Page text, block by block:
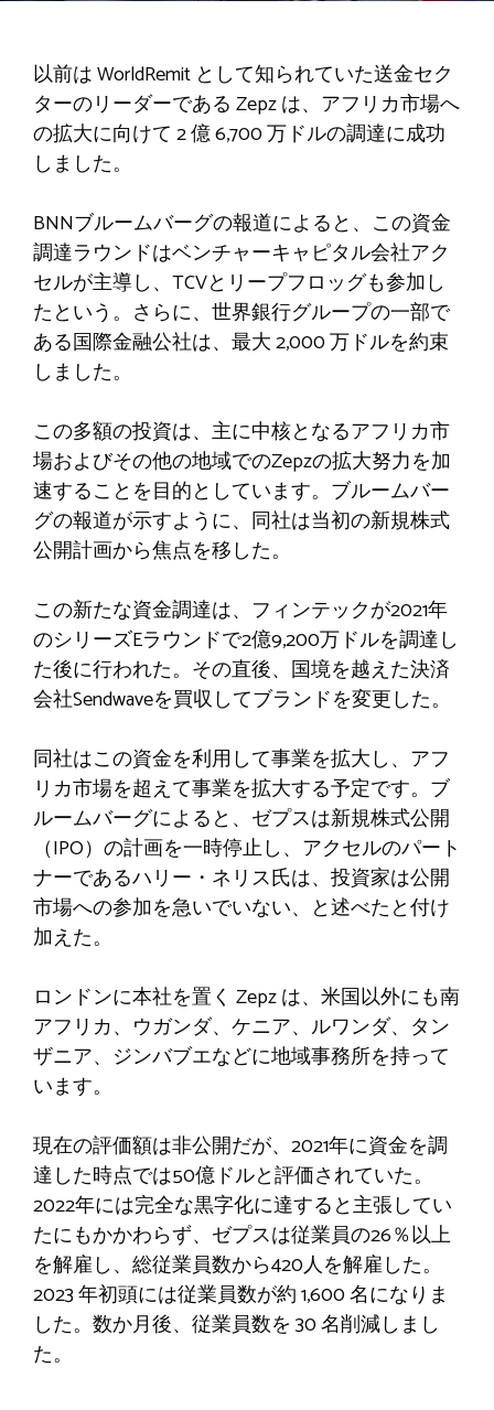
以前は WorldRemit として知られていた送金セク
ターのリーダーである Zepz は、アフリカ市場へ
の拡大に向けて 2 億 6,700 万ドルの調達に成功
しました。
BNNブルームバーグの報道によると、この資金
調達ラウンドはベンチャーキャピタル会社アク
セルが主導し、TCVとリープフロッグも参加し
たという。さらに、世界銀行グループの一部で
ある国際金融公社は、最大 2,000 万ドルを約束
しました。
この多額の投資は、主に中核となるアフリカ市
場およびその他の地域でのZepzの拡大努力を加
速することを目的としています。ブルームバー
グの報道が示すように、同社は当初の新規株式
公開計画から焦点を移した。
この新たな資金調達は、フィンテックが2021年
のシリーズEラウンドで2億9,200万ドルを調達し
た後に行われた。その直後、国境を越えた決済
会社Sendwaveを買収してブランドを変更した。
同社はこの資金を利用して事業を拡大し、アフ
リカ市場を超えて事業を拡大する予定です。ブ
ルームバーグによると、ゼプスは新規株式公開
（IPO）の計画を一時停止し、アクセルのパート
ナーであるハリー・ネリス氏は、投資家は公開
市場への参加を急いでいない、と述べたと付け
加えた。
ロンドンに本社を置く Zepz は、米国以外にも南
アフリカ、ウガンダ、ケニア、ルワンダ、タン
ザニア、ジンバブエなどに地域事務所を持って
います。
現在の評価額は非公開だが、2021年に資金を調
達した時点では50億ドルと評価されていた。
2022年には完全な黒字化に達すると主張してい
たにもかかわらず、ゼプスは従業員の26％以上
を解雇し、総従業員数から420人を解雇した。
2023 年初頭には従業員数が約 1,600 名になりま
した。数か月後、従業員数を 30 名削減しまし
た。